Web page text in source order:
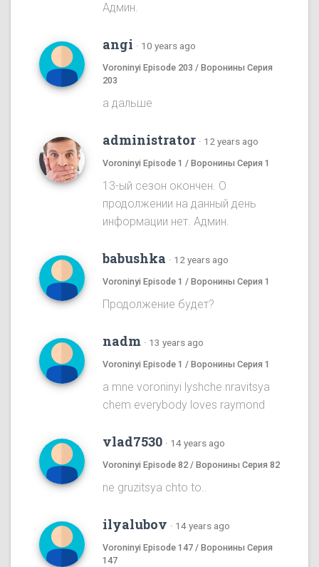
Админ.
angi · 10 years ago
Voroninyi Episode 203 / Воронины Серия
203
а дальше
administrator · 12 years ago
Voroninyi Episode 1 / Воронины Серия 1
13-ый сезон окончен. О
продолжении на данный день
информации нет. Админ.
babushka · 12 years ago
Voroninyi Episode 1 / Воронины Серия 1
Продолжение будет?
nadm · 13 years ago
Voroninyi Episode 1 / Воронины Серия 1
a mne voroninyi lyshche nravitsya
chem everybody loves raymond
vlad7530 · 14 years ago
Voroninyi Episode 82 / Воронины Серия 82
ne gruzitsya chto to..
ilyalubov · 14 years ago
Voroninyi Episode 147 / Воронины Серия
147